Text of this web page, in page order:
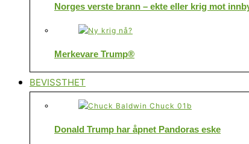
Norges verste brann – ekte eller krig mot
Merkevare Trump®
BEVISSTHET
Donald Trump har åpnet Pandoras eske